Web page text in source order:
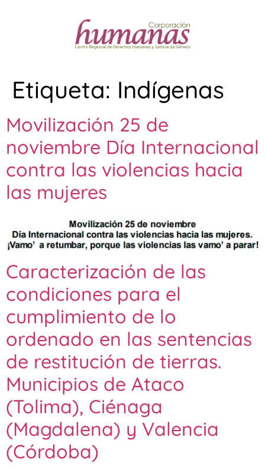
Etiqueta: Indígenas
Movilización 25 de
noviembre Día Internacional
contra las violencias hacia
las mujeres
Caracterización de las
condiciones para el
cumplimiento de lo
ordenado en las sentencias
de restitución de tierras.
Municipios de Ataco
(Tolima), Ciénaga
(Magdalena) y Valencia
(Córdoba)